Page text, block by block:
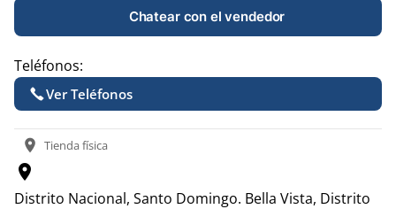
Chatear con el vendedor
Teléfonos:
Ver Teléfonos
location_on Tienda física
location_on
Distrito Nacional, Santo Domingo. Bella Vista, Distrito